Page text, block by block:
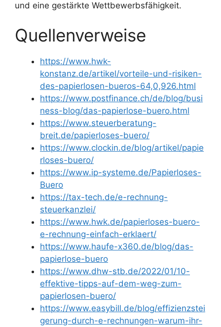
und eine gestärkte Wettbewerbsfähigkeit.
Quellenverweise
https://www.hwk-
konstanz.de/artikel/vorteile-und-risiken-
des-papierlosen-bueros-64,0,926.html
https://www.postfinance.ch/de/blog/busi
ness-blog/das-papierlose-buero.html
https://www.steuerberatung-
breit.de/papierloses-buero/
https://www.clockin.de/blog/artikel/papie
rloses-buero/
https://www.ip-systeme.de/Papierloses-
Buero
https://tax-tech.de/e-rechnung-
steuerkanzlei/
https://www.hwk.de/papierloses-buero-
e-rechnung-einfach-erklaert/
https://www.haufe-x360.de/blog/das-
papierlose-buero
https://www.dhw-stb.de/2022/01/10-
effektive-tipps-auf-dem-weg-zum-
papierlosen-buero/
https://www.easybill.de/blog/effizienzstei
gerung-durch-e-rechnungen-warum-ihr-